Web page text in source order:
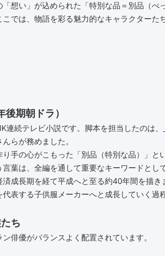
想い」が込められた「特別な品＝別品（べ
では、物語を彩る魅力的なキャラクターた
期朝ドラ）
続テレビ小説です。脚本を担当したのは、
らが務めました。
手の心がこもった「別品（特別な品）」と
葉は、全編を通して重要なキーワードとし
成長期を経て平成へと至る約40年間を描
表する子供服メーカーへと成長していく過
ち
俳優がバランスよく配置されています。